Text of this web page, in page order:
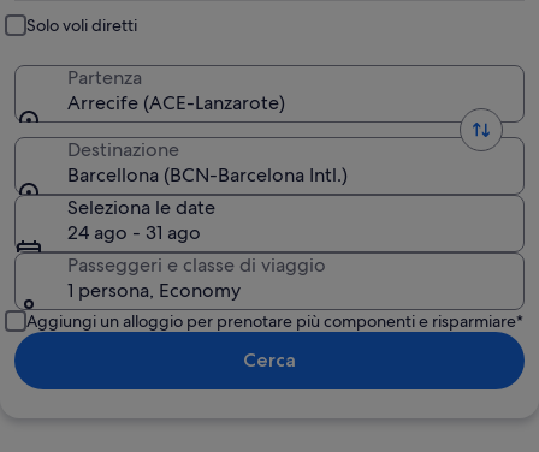
Solo voli diretti
Partenza
Arrecife (ACE-Lanzarote)
Destinazione
Barcellona (BCN-Barcelona Intl.)
Seleziona le date
24 ago - 31 ago
Passeggeri e classe di viaggio
1 persona, Economy
Aggiungi un alloggio per prenotare più componenti e risparmiare*
Cerca